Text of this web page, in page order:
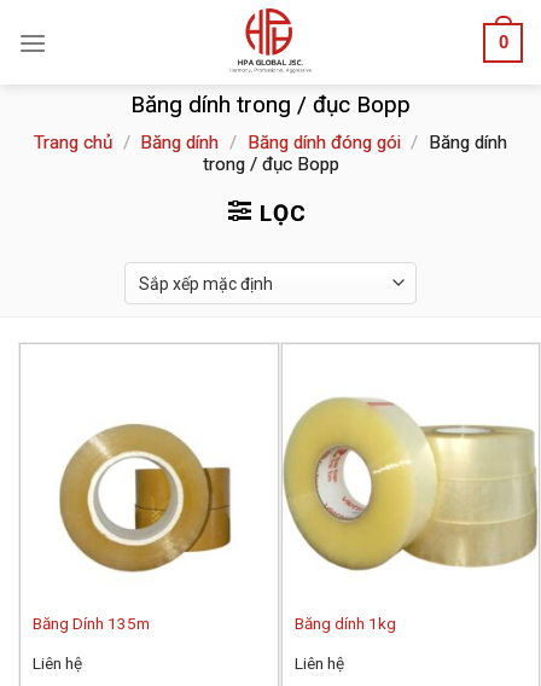
0
Băng dính trong / đục Bopp
Trang chủ / Băng dính / Băng dính đóng gói / Băng dính
trong / đục Bopp
LỌC
Băng Dính 135m
Liên hệ
Băng dính 1kg
Liên hệ